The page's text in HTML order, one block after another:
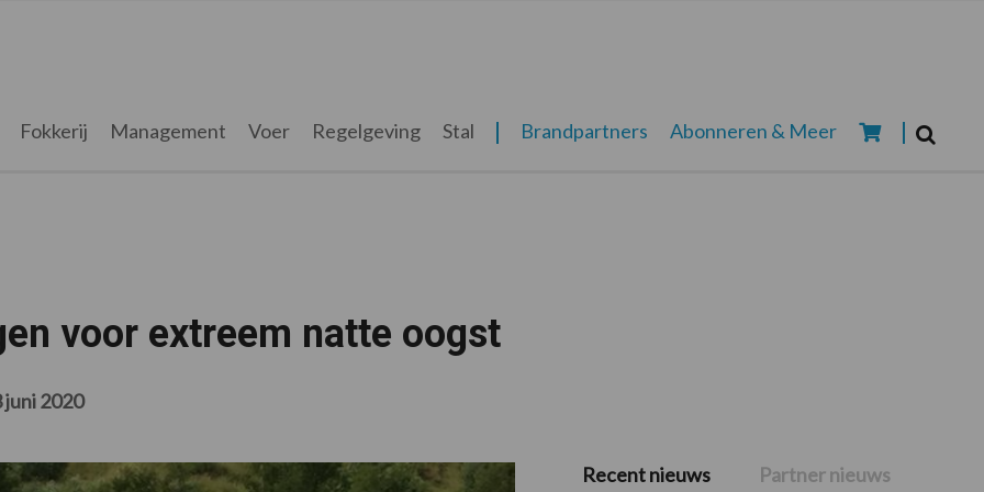
Fokkerij Management Voer Regelgeving Stal Brandpartners Abonneren & Meer
voor extreem natte oogst
juni 2020
Primaire
Recent nieuws Partner nieuws